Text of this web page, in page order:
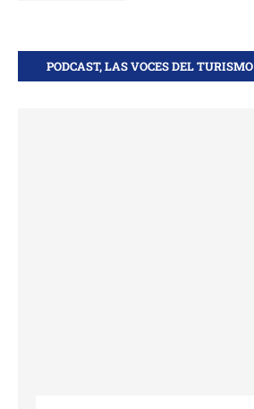
PODCAST, LAS VOCES DEL TURISMO